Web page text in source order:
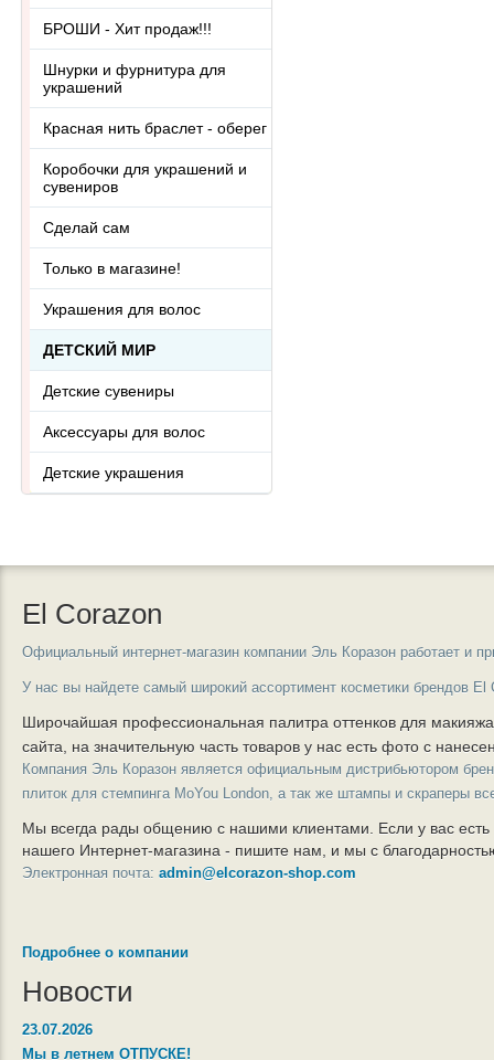
БРОШИ - Хит продаж!!!
Шнурки и фурнитура для
украшений
Красная нить браслет - оберег
Коробочки для украшений и
сувениров
Сделай сам
Только в магазине!
Украшения для волос
ДЕТСКИЙ МИР
Детские сувениры
Аксессуары для волос
Детские украшения
El Corazon
Официальный интернет-магазин компании Эль Коразон работает и
У нас вы найдете самый широкий ассортимент косметики брендов El
Широчайшая профессиональная палитра оттенков для
сайта, на значительную часть товаров у нас есть фото с
Компания Эль Коразон является официальным дистрибьютором
плиток для стемпинга MoYou London, а так же штампы и скраперы
Мы всегда рады общению с нашими клиентами. Если у вас
нашего Интернет-магазина - пишите нам, и мы с
Электронная почта: admin@elcorazon-shop.com
Подробнее о компании
Новости
23.07.2026
Мы в летнем ОТПУСКЕ!